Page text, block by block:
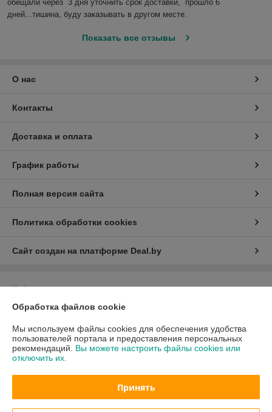
обещали через  3 дня уточнить срок доставки,  прошло 6
дней...тишина, буду заказывать в другом месте.
Показать все отзывы
О нас
Контакты
Доставка и оплата
График работы
Полная версия сайта
Политика обработки cookies
Сайт создан на платформе Deal.by
Информация для покупателя
Юридическое лицо:Общество с ограниченной ответственностью «Квок
Минск, ул. Лещинского 14А пав.232
Регистрационный номер ЕГР: 193925453
Регистрационный орган: Минский горисполком
Обработка файлов cookie
Мы используем файлы cookies для обеспечения удобства
пользователей портала и предоставления персональных
рекомендаций. Вы можете настроить файлы cookies или
отключить их.
Принять